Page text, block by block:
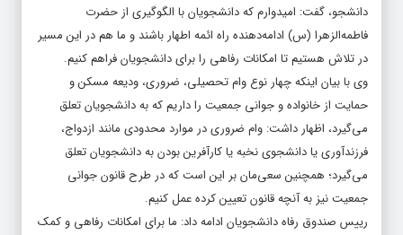
دانشجو، گفت: امیدوارم که دانشجویان با الگوگیری از حضرت
فاطمه‌الزهرا (س) ادامه‌دهنده راه ائمه اطهار باشند و ما هم در این مسیر
در تلاش هستیم تا امکانات رفاهی را برای دانشجویان فراهم کنیم.
وی با بیان اینکه چهار نوع وام تحصیلی، ضروری، ودیعه مسکن و
حمایت از خانواده و جوانی جمعیت را داریم که به دانشجویان تعلق
می‌گیرد، اظهار داشت: وام ضروری در موارد محدودی مانند ازدواج،
فرزندآوری یا دانشجوی نخبه یا کارآفرین بودن به دانشجویان تعلق
می‌گیرد؛ همچنین سعی‌مان بر این است که در طرح قانون جوانی
جمعیت نیز به آنچه قانون تعیین کرده عمل کنیم.
رییس صندوق رفاه دانشجویان ادامه داد: ما برای امکانات رفاهی و کمک